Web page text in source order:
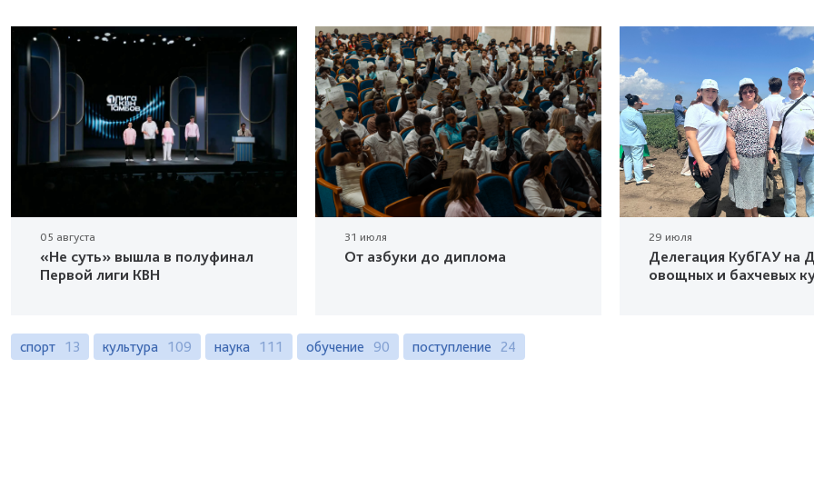
05 августа
«Не суть» вышла в полуфинал
Первой лиги КВН
31 июля
От азбуки до диплома
29 июля
Делегация КубГАУ на
овощных и бахчевых
спорт 13 культура 109 наука 111 обучение 90 поступление 24